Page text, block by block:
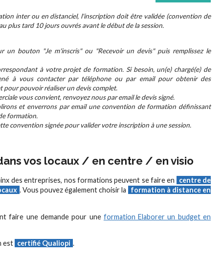
inter ou en distanciel, l'inscription doit être validée (convention de
plus tard 10 jours ouvrés avant le début de la session.
un bouton "Je m'inscris" ou "Recevoir un devis" puis remplissez le
à votre projet de formation. Si besoin, un(e) chargé(e) de
à vous contacter par téléphone ou par email pour obtenir des
pour pouvoir réaliser un devis complet.
vous convient, renvoyez nous par email le devis signé.
et enverrons par email une convention de formation définissant
formation.
convention signée pour valider votre inscription à une session.
vos locaux / en centre / en visio
des entreprises, nos formations peuvent se faire en
centre de
. Vous pouvez également choisir la
formation à distance en
faire une demande pour une formation Elaborer un budget en
est certifié Qualiopi .